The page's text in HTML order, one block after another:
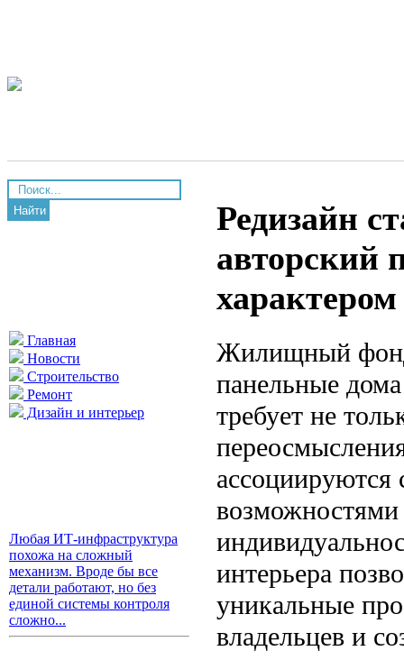
Найти
Главная
Новости
Строительство
Ремонт
Дизайн и интерьер
Любая ИТ-инфраструктура
похожа на сложный
механизм. Вроде бы все
детали работают, но без
единой системы контроля
сложно...
Редизайн
авторский
характером
Жилищный фонд
панельные
требует не
возможностями
интерьера
уникальные
владельцев и